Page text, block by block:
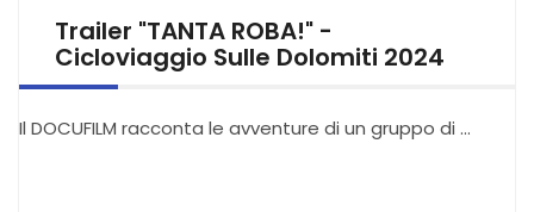
Trailer "TANTA ROBA!" -
Cicloviaggio Sulle Dolomiti 2024
Il DOCUFILM racconta le avventure di un gruppo di …